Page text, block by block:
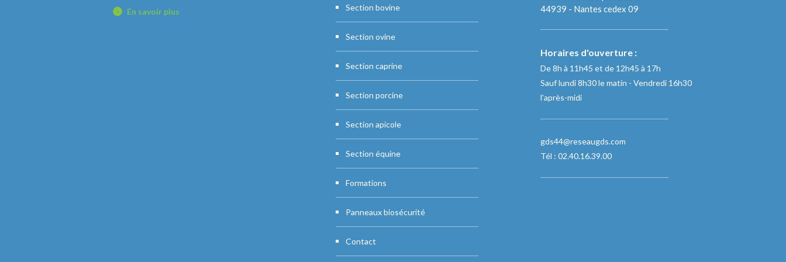
En savoir plus Section bovine
Section ovine
Section caprine
Section porcine
Section apicole
Section équine
Formations
Panneaux biosécurité
Contact
44939 - Nantes cedex 09
Horaires d'ouverture :
De 8h à 11h45 et de 12h45 à 17h
Sauf lundi 8h30 le matin - Vendredi 16h30
l'après-midi
gds44@reseaugds.com
Tél : 02.40.16.39.00